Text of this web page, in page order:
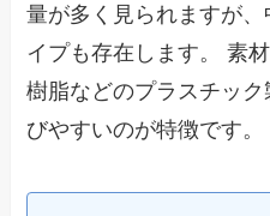
量が多く見られますが
イプも存在します。 素
樹脂などのプラスチッ
びやすいのが特徴です。